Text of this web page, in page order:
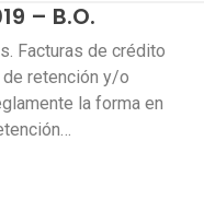
– B.O.
Facturas de crédito
retención y/o
la forma en